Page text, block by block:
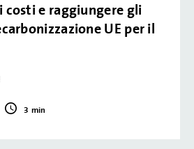
costi e raggiungere gli
UE per il
3 min